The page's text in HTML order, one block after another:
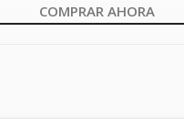
COMPRAR AHORA